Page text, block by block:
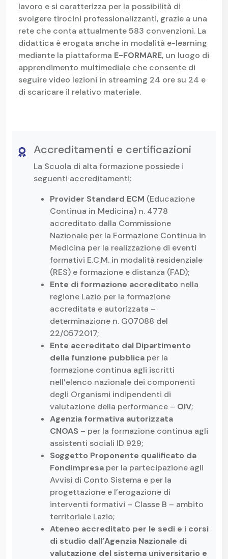
lavoro e si caratterizza per la possibilità di
svolgere tirocini professionalizzanti, grazie a una
rete che conta attualmente 583 convenzioni. La
didattica è erogata anche in modalità e-learning
mediante la piattaforma E-FORMARE, un luogo di
apprendimento multimediale che consente di
seguire video lezioni in streaming 24 ore su 24 e
di scaricare il relativo materiale.
Accreditamenti e certificazioni
La Scuola di alta formazione possiede i
seguenti accreditamenti:
Provider Standard ECM (Educazione
Continua in Medicina) n. 4778
accreditato dalla Commissione
Nazionale per la Formazione Continua in
Medicina per la realizzazione di eventi
formativi E.C.M. in modalità residenziale
(RES) e formazione e distanza (FAD);
Ente di formazione accreditato nella
regione Lazio per la formazione
accreditata e autorizzata –
determinazione n. G07088 del
22/0572017;
Ente accreditato dal Dipartimento
della funzione pubblica per la
formazione continua agli iscritti
nell’elenco nazionale dei componenti
degli Organismi indipendenti di
valutazione della performance – OIV;
Agenzia formativa autorizzata
CNOAS – per la formazione continua agli
assistenti sociali ID 929;
Soggetto Proponente qualificato da
Fondimpresa per la partecipazione agli
Avvisi di Conto Sistema e per la
progettazione e l’erogazione di
interventi formativi – Classe B – ambito
territoriale Lazio;
Ateneo accreditato per le sedi e i corsi
di studio dall’Agenzia Nazionale di
valutazione del sistema universitario e